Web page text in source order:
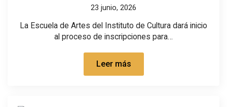
23 junio, 2026
La Escuela de Artes del Instituto de Cultura dará inicio
al proceso de inscripciones para…
Leer más